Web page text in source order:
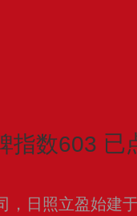
指数603 已
，日照立盈始建